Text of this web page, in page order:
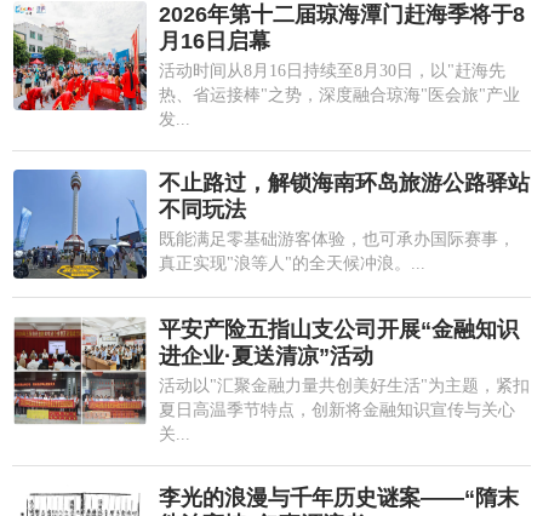
2026年第十二届琼海潭门赶海季将于8
月16日启幕
活动时间从8月16日持续至8月30日，以"赶海先
热、省运接棒"之势，深度融合琼海"医会旅"产业
发...
不止路过，解锁海南环岛旅游公路驿站
不同玩法
既能满足零基础游客体验，也可承办国际赛事，
真正实现"浪等人"的全天候冲浪。...
平安产险五指山支公司开展“金融知识
进企业·夏送清凉”活动
活动以"汇聚金融力量共创美好生活"为主题，紧扣
夏日高温季节特点，创新将金融知识宣传与关心
关...
李光的浪漫与千年历史谜案——“隋末